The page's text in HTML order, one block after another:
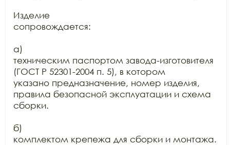
Изделие
сопровождается:
а)
техническим паспортом завода-изготовителя
(ГОСТ Р 52301-2004 п. 5), в котором
указано предназначение, номер изделия,
правила безопасной эксплуатации и схема
сборки.
б)
комплектом крепежа для сборки и монтажа.